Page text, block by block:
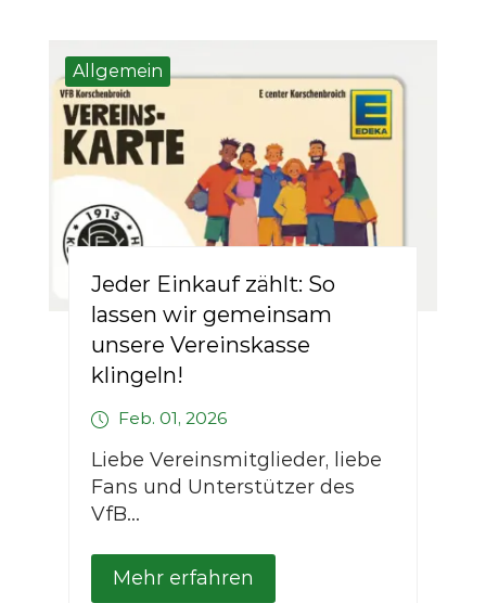
Allgemein
Jeder Einkauf zählt: So
lassen wir gemeinsam
unsere Vereinskasse
klingeln!
Feb. 01, 2026
Liebe Vereinsmitglieder, liebe
Fans und Unterstützer des
VfB...
Mehr erfahren